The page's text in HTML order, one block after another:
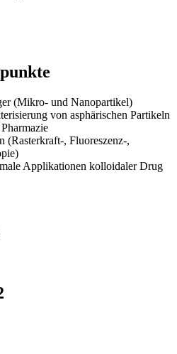
(Mikro- und Nanopartikel)
von asphärischen Partikeln
(Rasterkraft-, Fluoreszenz-,
Applikationen kolloidaler Drug